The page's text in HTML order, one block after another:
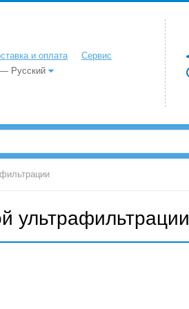
и оплата
Сервис
Русский
ультрафильтрации